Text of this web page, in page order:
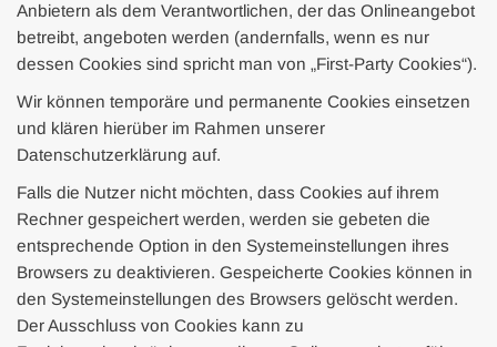
Anbietern als dem Verantwortlichen, der das Onlineangebot
betreibt, angeboten werden (andernfalls, wenn es nur
dessen Cookies sind spricht man von „First-Party Cookies“).
Wir können temporäre und permanente Cookies einsetzen
und klären hierüber im Rahmen unserer
Datenschutzerklärung auf.
Falls die Nutzer nicht möchten, dass Cookies auf ihrem
Rechner gespeichert werden, werden sie gebeten die
entsprechende Option in den Systemeinstellungen ihres
Browsers zu deaktivieren. Gespeicherte Cookies können in
den Systemeinstellungen des Browsers gelöscht werden.
Der Ausschluss von Cookies kann zu